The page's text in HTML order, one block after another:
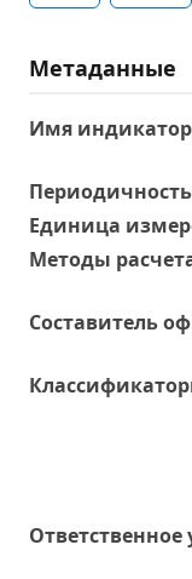
Метаданные
Имя
Периодичность
Единица
Методы
Составитель
Ответственное